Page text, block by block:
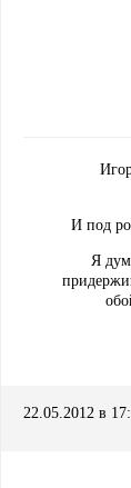
И под
Я
22.05.2012 в